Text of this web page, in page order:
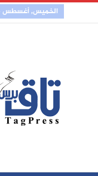
الخميس, أغسطس 6, 2026